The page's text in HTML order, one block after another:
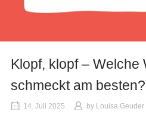
Klopf, klopf – Welche
schmeckt am besten?
14. Juli 2025 by Louisa Geuder